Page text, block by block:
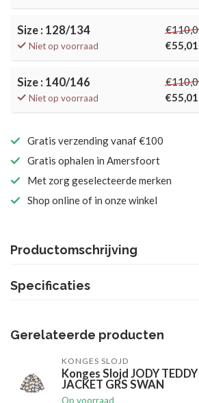
Size : 128/134
Niet op voorraad
€55,01
Size : 140/146
Niet op voorraad
€55,01
Gratis verzending vanaf €100
Gratis ophalen in Amersfoort
Met zorg geselecteerde merken
Shop online of in onze winkel
Productomschrijving
Specificaties
Gerelateerde producten
KONGES SLOJD
Konges Slojd JODY TEDDY
JACKET GRS SWAN
Op voorraad